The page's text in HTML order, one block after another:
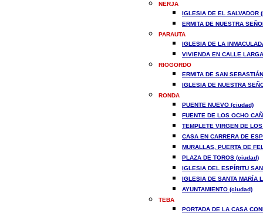
NERJA
IGLESIA DE EL SALVADOR
ERMITA DE NUESTRA
PARAUTA
IGLESIA DE LA
VIVIENDA EN CALLE
RIOGORDO
ERMITA DE SAN
IGLESIA DE NUESTRA
RONDA
PUENTE NUEVO (ciudad)
FUENTE DE LOS OCHO
TEMPLETE VIRGEN DE
CASA EN CARRERA DE
MURALLAS, PUERTA DE
PLAZA DE TOROS (ciudad)
IGLESIA DEL ESPÍRITU
IGLESIA DE SANTA MARÍA
AYUNTAMIENTO (ciudad)
TEBA
PORTADA DE LA CASA